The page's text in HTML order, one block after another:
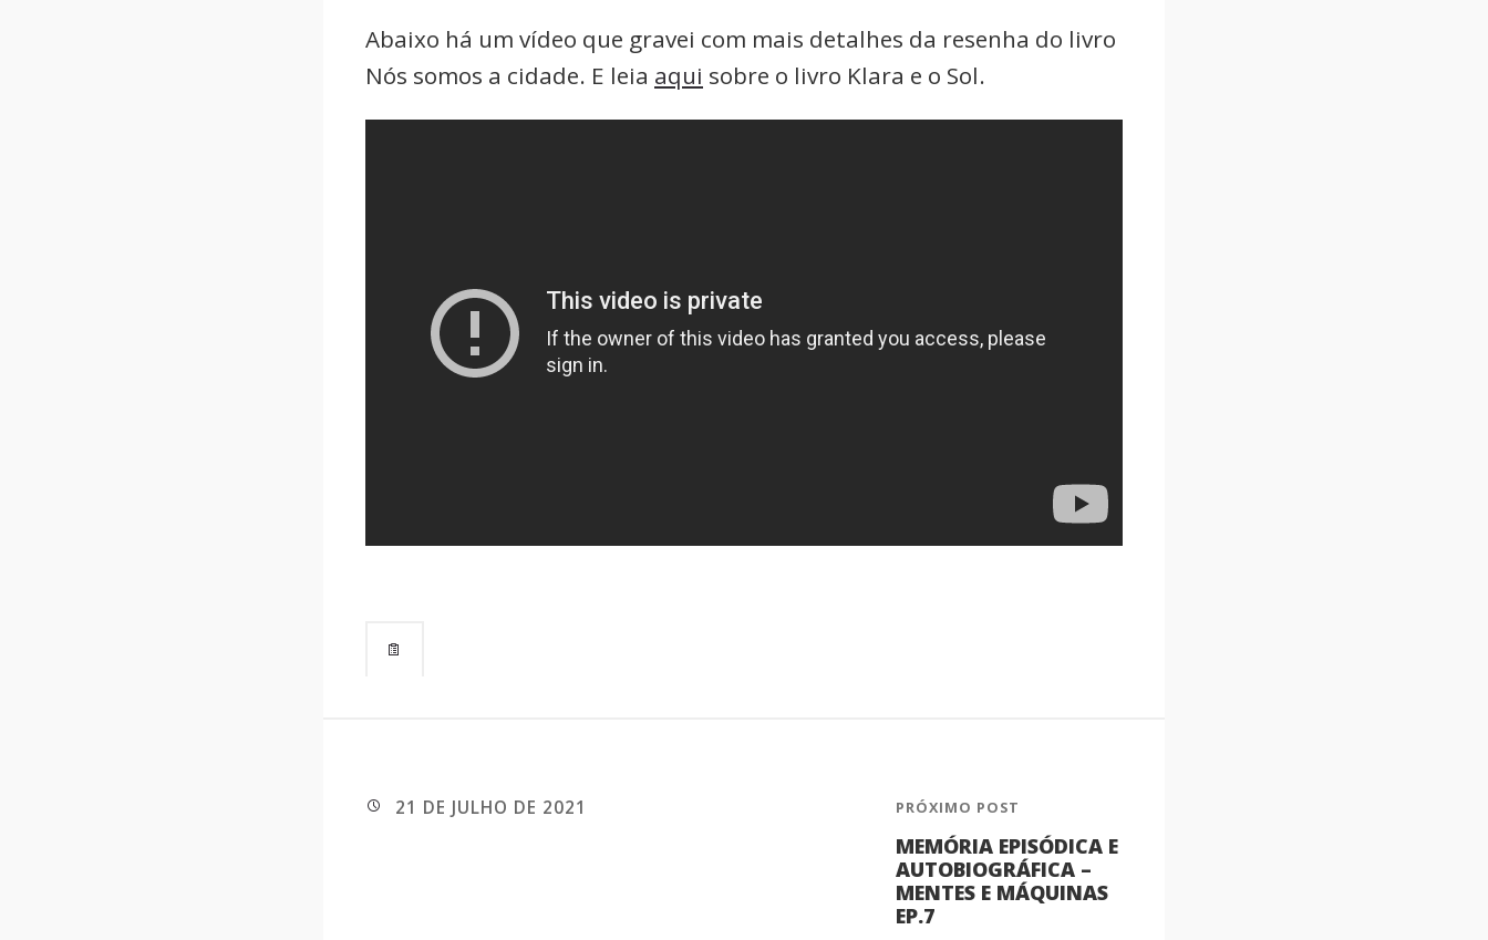
Abaixo há um vídeo que gravei com mais detalhes da resenha do livro
Nós somos a cidade. E leia aqui sobre o livro Klara e o Sol.
21 DE JULHO DE 2021 PRÓXIMO POST
MEMÓRIA EPISÓDICA E
AUTOBIOGRÁFICA –
MENTES E MÁQUINAS
EP.7